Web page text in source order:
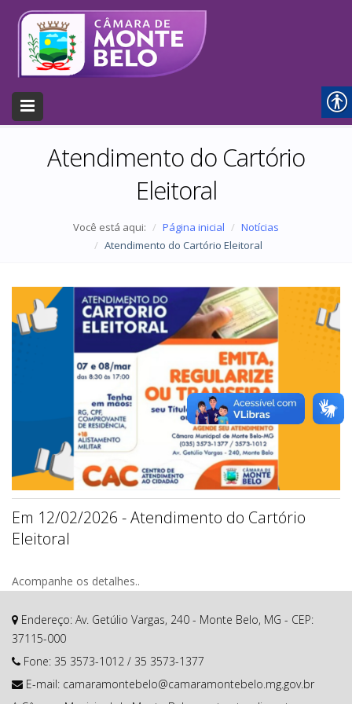
Atendimento do Cartório
Eleitoral
Você está aqui: Página inicial
Notícias
Atendimento do Cartório Eleitoral
Em 12/02/2026 - Atendimento do Cartório
Eleitoral
Acompanhe os detalhes..
Endereço: Av. Getúlio Vargas, 240 - Monte Belo, MG - CEP:
37115-000
Fone: 35 3573-1012 / 35 3573-1377
E-mail: camaramontebelo@camaramontebelo.mg.gov.br